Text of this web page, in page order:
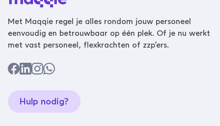
Met Maqqie regel je alles rondom jouw personeel
eenvoudig en betrouwbaar op één plek. Of je nu werkt
met vast personeel, flexkrachten of zzp’ers.
Hulp nodig?